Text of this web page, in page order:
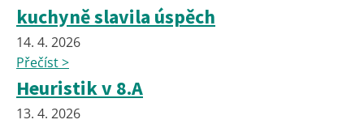
kuchyně slavila úspěch
14. 4. 2026
Přečíst >
Heuristik v 8.A
13. 4. 2026